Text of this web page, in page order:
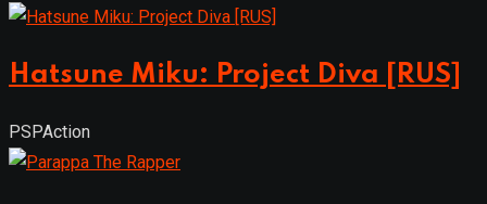
Hatsune Miku: Project Diva [RUS]
PSPAction